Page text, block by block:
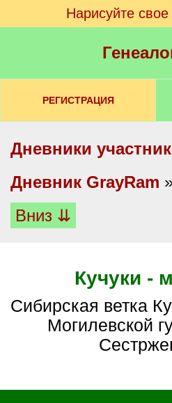
Нарисуйте
РЕГИСТРАЦИЯ
Дневники
Дневник GrayRam
Вниз ⇊
Кучуки -
Сибирская ветка Кучуков. Род внесен в 6 часть ДРК
Могилевской